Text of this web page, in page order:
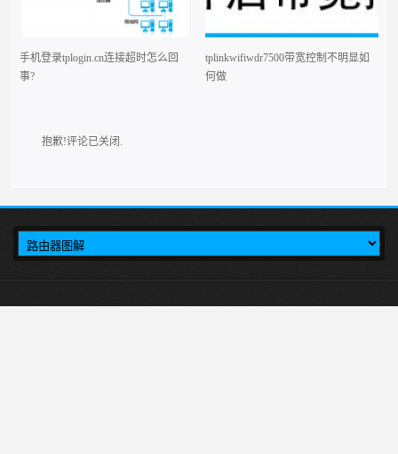
手机登录tplogin.cn连接超时怎么回
事?
tplinkwifiwdr7500带宽控制不明显如
何做
抱歉!评论已关闭.